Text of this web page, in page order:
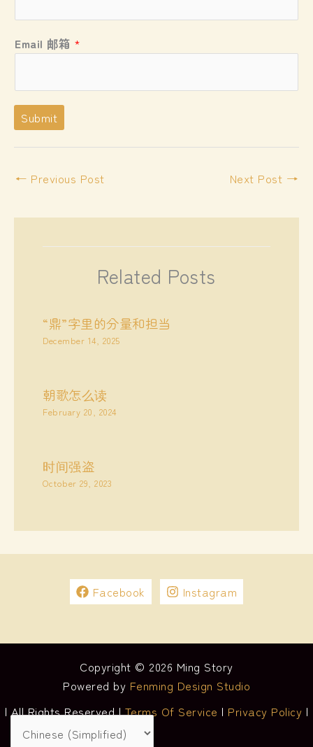
i
l
m
Email 邮箱 *
Submit
← Previous Post Next Post →
Related Posts
“鼎”字里的分量和担当
December 14, 2025
朝歌怎么读
February 20, 2024
时间强盗
October 29, 2023
Facebook Instagram
Copyright © 2026 Ming Story
Powered by Fenming Design Studio
| All Rights Reserved |Terms Of Service | Privacy Policy |